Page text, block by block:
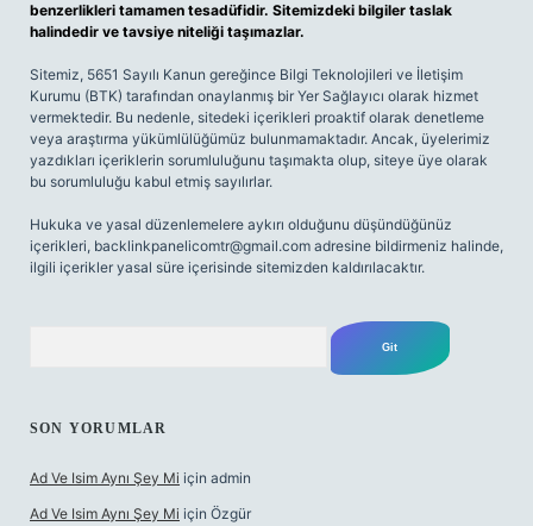
benzerlikleri tamamen tesadüfidir. Sitemizdeki bilgiler taslak
halindedir ve tavsiye niteliği taşımazlar.
Sitemiz, 5651 Sayılı Kanun gereğince Bilgi Teknolojileri ve İletişim
Kurumu (BTK) tarafından onaylanmış bir Yer Sağlayıcı olarak hizmet
vermektedir. Bu nedenle, sitedeki içerikleri proaktif olarak denetleme
veya araştırma yükümlülüğümüz bulunmamaktadır. Ancak, üyelerimiz
yazdıkları içeriklerin sorumluluğunu taşımakta olup, siteye üye olarak
bu sorumluluğu kabul etmiş sayılırlar.
Hukuka ve yasal düzenlemelere aykırı olduğunu düşündüğünüz
içerikleri, backlinkpanelicomtr@gmail.com adresine bildirmeniz halinde,
ilgili içerikler yasal süre içerisinde sitemizden kaldırılacaktır.
SON YORUMLAR
Ad Ve Isim Aynı Şey Mi için admin
Ad Ve Isim Aynı Şey Mi için Özgür